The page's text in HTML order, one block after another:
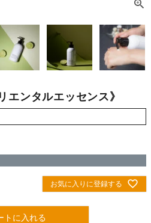
エンタルエッセンス》
お気に入りに登録する
トに入れる